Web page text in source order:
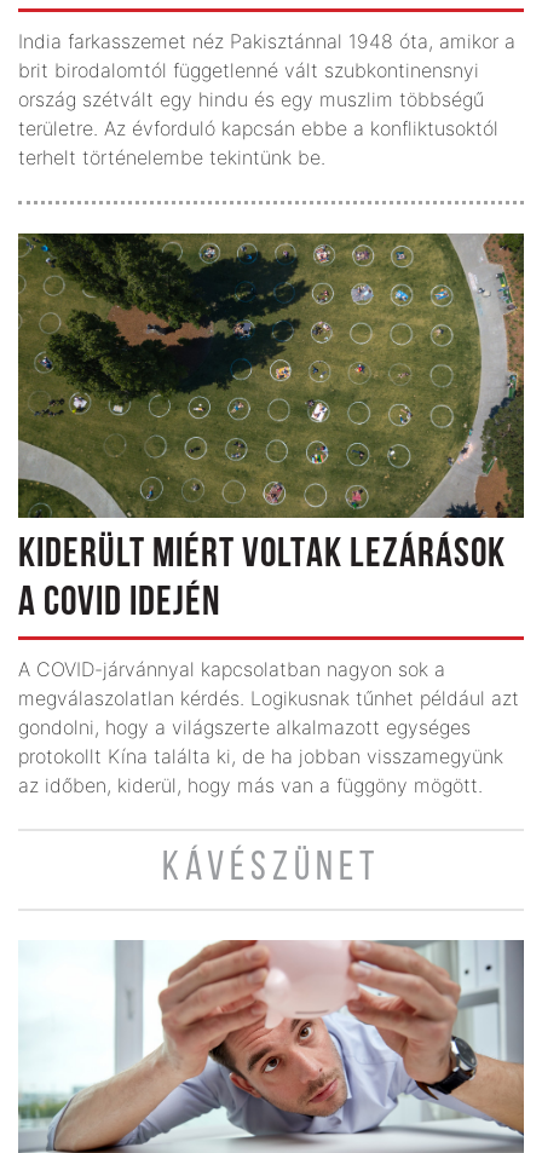
India farkasszemet néz Pakisztánnal 1948 óta, amikor a
brit birodalomtól függetlenné vált szubkontinensnyi
ország szétvált egy hindu és egy muszlim többségű
területre. Az évforduló kapcsán ebbe a konfliktusoktól
terhelt történelembe tekintünk be.
KIDERÜLT MIÉRT VOLTAK LEZÁRÁSOK
A COVID IDEJÉN
A COVID-járvánnyal kapcsolatban nagyon sok a
megválaszolatlan kérdés. Logikusnak tűnhet például azt
gondolni, hogy a világszerte alkalmazott egységes
protokollt Kína találta ki, de ha jobban visszamegyünk
az időben, kiderül, hogy más van a függöny mögött.
KÁVÉSZÜNET